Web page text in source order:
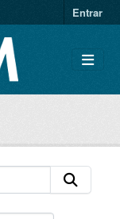
Entrar